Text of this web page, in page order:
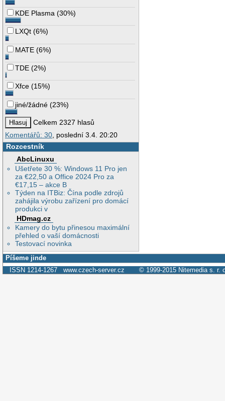
KDE Plasma (30%)
LXQt (6%)
MATE (6%)
TDE (2%)
Xfce (15%)
jiné/žádné (23%)
Celkem 2327 hlasů
Komentářů: 30, poslední 3.4. 20:20
Rozcestník
AbcLinuxu
Ušetřete 30 %: Windows 11 Pro jen
za €22,50 a Office 2024 Pro za
€17,15 – akce B
Týden na ITBiz: Čína podle zdrojů
zahájila výrobu zařízení pro domácí
produkci v
HDmag.cz
Kamery do bytu přinesou maximální
přehled o vaší domácnosti
Testovací novinka
Píšeme jinde
ISSN 1214-1267 www.czech-server.cz © 1999-2015 Nitemedia s. r.